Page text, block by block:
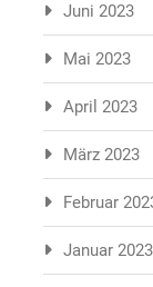
Juni 2023
Mai 2023
April 2023
März 2023
Februar
Januar 2023